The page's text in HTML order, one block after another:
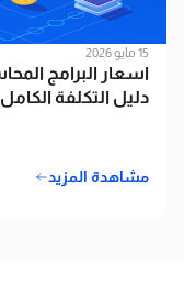
15 مايو 2026
دليل التكلفة الكامل
مشاهدة المزيد